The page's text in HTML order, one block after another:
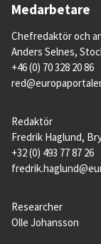
Medarbetare
Chefredaktör och
Anders Selnes,
+46 (0) 70 328 20 86
Redaktör
Fredrik Haglund,
+32 (0) 493 77 87 26
Researcher
Olle Johansson